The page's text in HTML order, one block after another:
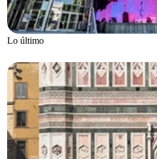
Lo último